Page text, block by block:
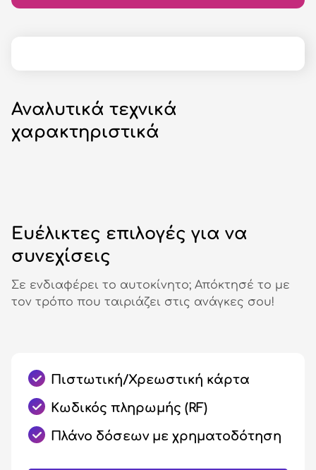
Αναλυτικά τεχνικά
χαρακτηριστικά
Ευέλικτες επιλογές για να
συνεχίσεις
Σε ενδιαφέρει το αυτοκίνητο; Απόκτησέ το με
τον τρόπο που ταιριάζει στις ανάγκες σου!
Πιστωτική/Χρεωστική κάρτα
Κωδικός πληρωμής (RF)
Πλάνο δόσεων με χρηματοδότηση